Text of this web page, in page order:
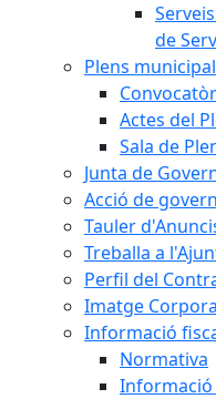
de
Plens
Actes del
Sala de
Junta de
Acció de govern
Tauler
Treballa a
Perfil del
Imatge
Informació
Normativa
Informació